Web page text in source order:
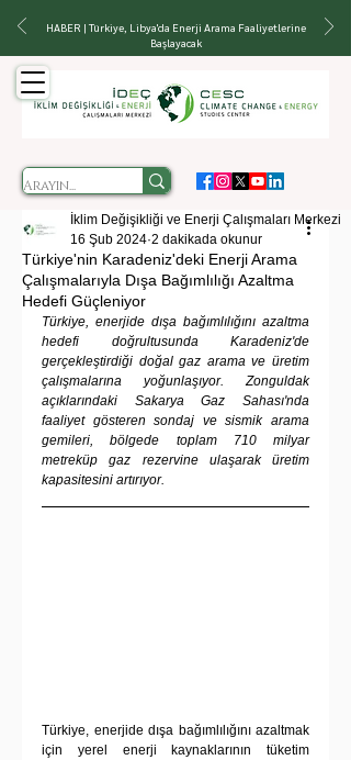
HABER | Türkiye, Libya'da Enerji Arama Faaliyetlerine
Başlayacak
Türkiye'nin Karadeniz'deki Enerji Arama
Çalışmalarıyla Dışa Bağımlılığı Azaltma
Hedefi Güçleniyor
İklim Değişikliği ve Enerji Çalışmaları Merkezi
16 Şub 2024 2 dakikada okunur
Türkiye, enerjide dışa bağımlılığını azaltma
hedefi doğrultusunda Karadeniz'de
gerçekleştirdiği doğal gaz arama ve üretim
çalışmalarına yoğunlaşıyor. Zonguldak
açıklarındaki Sakarya Gaz Sahası'nda
faaliyet gösteren sondaj ve sismik arama
gemileri, bölgede toplam 710 milyar
metreküp gaz rezervine ulaşarak üretim
kapasitesini artırıyor.
Türkiye, enerjide dışa bağımlılığını azaltmak
için yerel enerji kaynaklarının tüketim